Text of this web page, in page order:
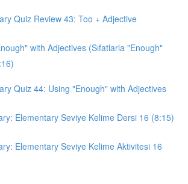
Quiz Review 43: Too + Adjective
with Adjectives (Sıfatlarla "Enough"
Quiz 44: Using "Enough" with Adjectives
Elementary Seviye Kelime Dersi 16 (8:15)
Elementary Seviye Kelime Aktivitesi 16